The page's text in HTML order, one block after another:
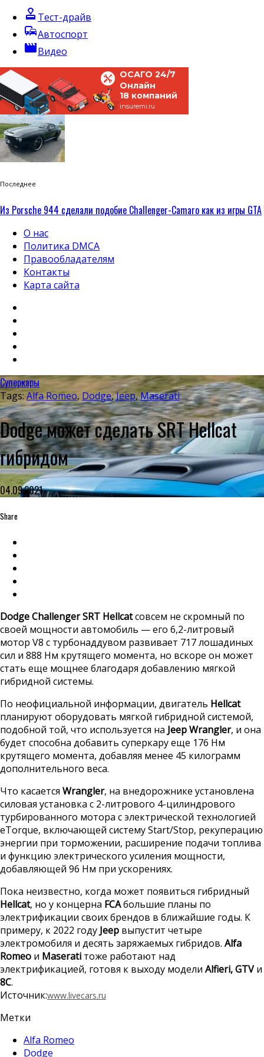
approval Тест-драйв
commuteАвтоспорт
movieВидео
ОСАГО 24/7
Онлайн
18 компаний
insuremi.ru
Последнее
Из Porsche 944 сделали подобие Challenger-Camaro как из игры GTA
О нас
Политика DMCA
Правообладателям
Контакты
Карта сайта
Суперкары
Tags:Alfa Romeo, Dodge,Jeep,Maserati
Dodge может сделать SRT Hellcat
гибридом
04.09.2021
Share
Dodge Challenger SRT Hellcatсовсем не скромный по
своей мощности автомобиль — его 6,2-литровый
мотор V8 с турбонаддувом развивает 717 лошадиных
сил и 888 Нм крутящего момента, но вскоре он может
стать еще мощнее благодаря добавлению мягкой
гибридной системы.
По неофициальной информации, двигатель Hellcat
планируют оборудовать мягкой гибридной системой,
подобной той, что используется на Jeep Wrangler, и она
будет способна добавить суперкару еще 176 Нм
крутящего момента, добавляя менее 45 килограмм
дополнительного веса.
Что касается Wrangler, на внедорожнике установлена
силовая установка с 2-литрового 4-цилиндрового
турбированного мотора с электрической технологией
eTorque, включающей систему Start/Stop, рекуперацию
энергии при торможении, расширение подачи топлива
и функцию электрического усиления мощности,
добавляющей 96 Нм при ускорениях.
Пока неизвестно, когда может появиться гибридный
Hellcat, но у концерна FCAбольшие планы по
электрификации своих брендов в ближайшие годы. К
примеру, к 2022 году Jeep выпустит четыре
электромобиля и десять заряжаемых гибридов. Alfa
Romeo и Maserati тоже работают над
электрификацией, готовя к выходу модели Alfieri, GTVи
8C.
Источник:www.livecars.ru
Метки
Alfa Romeo
Dodge